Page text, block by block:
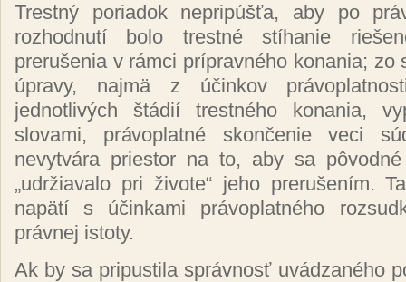
Trestný poriadok nepripúšťa, aby po
rozhodnutí bolo trestné stíhanie
prerušenia v rámci prípravného konania; zo
úpravy, najmä z účinkov
jednotlivých štádií trestného konania,
slovami, právoplatné skončenie veci
nevytvára priestor na to, aby sa
„udržiavalo pri živote“ jeho prerušením.
napätí s účinkami právoplatného
právnej istoty.
Ak by sa pripustila správnosť uvádzaného